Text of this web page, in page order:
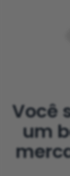
Você
um